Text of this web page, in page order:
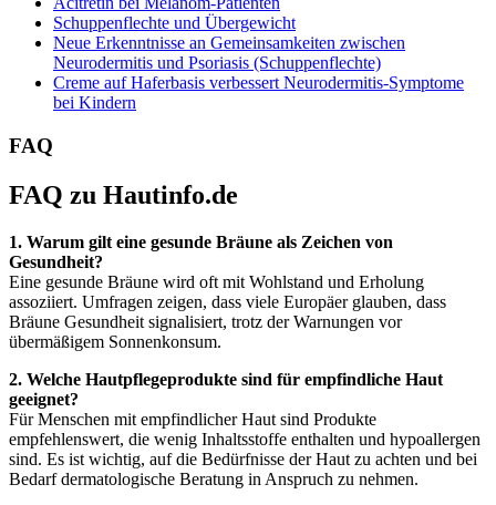
Schuppenflechte und Übergewicht
Neue Erkenntnisse an Gemeinsamkeiten zwischen
Neurodermitis und Psoriasis (Schuppenflechte)
Creme auf Haferbasis verbessert Neurodermitis-Symptome
bei Kindern
FAQ
FAQ zu Hautinfo.de
1. Warum gilt eine gesunde Bräune als Zeichen von
Gesundheit?
Eine gesunde Bräune wird oft mit Wohlstand und Erholung
assoziiert. Umfragen zeigen, dass viele Europäer glauben, dass
Bräune Gesundheit signalisiert, trotz der Warnungen vor
übermäßigem Sonnenkonsum.
2. Welche Hautpflegeprodukte sind für empfindliche Haut
geeignet?
Für Menschen mit empfindlicher Haut sind Produkte
empfehlenswert, die wenig Inhaltsstoffe enthalten und hypoallergen
sind. Es ist wichtig, auf die Bedürfnisse der Haut zu achten und bei
Bedarf dermatologische Beratung in Anspruch zu nehmen.